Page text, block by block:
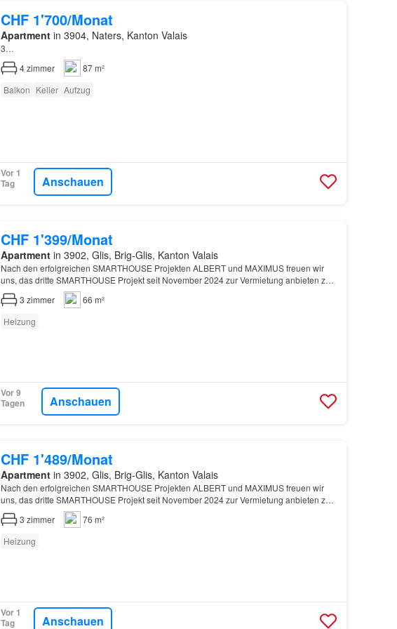
CHF 1'700/Monat
Apartmentin 3904, Naters, Kanton Valais
3…
4zimmer
87 m²
Balkon Keller Aufzug
Vor 1
Tag
Anschauen
CHF 1'399/Monat
Apartmentin 3902, Glis, Brig-Glis, Kanton Valais
Nach den erfolgreichen SMARTHOUSE Projekten ALBERT und MAXIMUS freuen wir
uns, das dritte SMARTHOUSE Projekt seit November 2024 zur Vermietung anbieten zu
können:, Das SMARTHOUSE EVA befindet sich in Glis und ist als Immobili…
3 zimmer
66 m²
Heizung
Vor 9
Tagen
Anschauen
CHF 1'489/Monat
Apartmentin 3902, Glis, Brig-Glis, Kanton Valais
Nach den erfolgreichen SMARTHOUSE Projekten ALBERT und MAXIMUS freuen wir
uns, das dritte SMARTHOUSE Projekt seit November 2024 zur Vermietung anbieten zu
können:, Das SMARTHOUSE EVA befindet sich in Glis und ist als Immobili…
3 zimmer
76 m²
Heizung
Vor 1
Tag
Anschauen